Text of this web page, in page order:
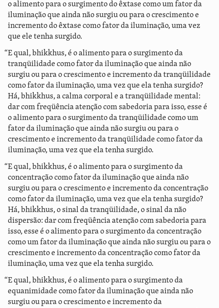
o alimento para o surgimento do êxtase como um fator da
iluminação que ainda não surgiu ou para o crescimento e
incremento do êxtase como fator da iluminação, uma vez
que ele tenha surgido.
“E qual, bhikkhus, é o alimento para o surgimento da
tranqüilidade como fator da iluminação que ainda não
surgiu ou para o crescimento e incremento da tranqüilidade
como fator da iluminação, uma vez que ela tenha surgido?
Há, bhikkhus, a calma corporal e a tranqüilidade mental:
dar com freqüência atenção com sabedoria para isso, esse é
o alimento para o surgimento da tranqüilidade como um
fator da iluminação que ainda não surgiu ou para o
crescimento e incremento da tranqüilidade como fator da
iluminação, uma vez que ela tenha surgido.
“E qual, bhikkhus, é o alimento para o surgimento da
concentração como fator da iluminação que ainda não
surgiu ou para o crescimento e incremento da concentração
como fator da iluminação, uma vez que ela tenha surgido?
Há, bhikkhus, o sinal da tranqüilidade, o sinal da não
dispersão: dar com freqüência atenção com sabedoria para
isso, esse é o alimento para o surgimento da concentração
como um fator da iluminação que ainda não surgiu ou para o
crescimento e incremento da concentração como fator da
iluminação, uma vez que ela tenha surgido.
“E qual, bhikkhus, é o alimento para o surgimento da
equanimidade como fator da iluminação que ainda não
surgiu ou para o crescimento e incremento da